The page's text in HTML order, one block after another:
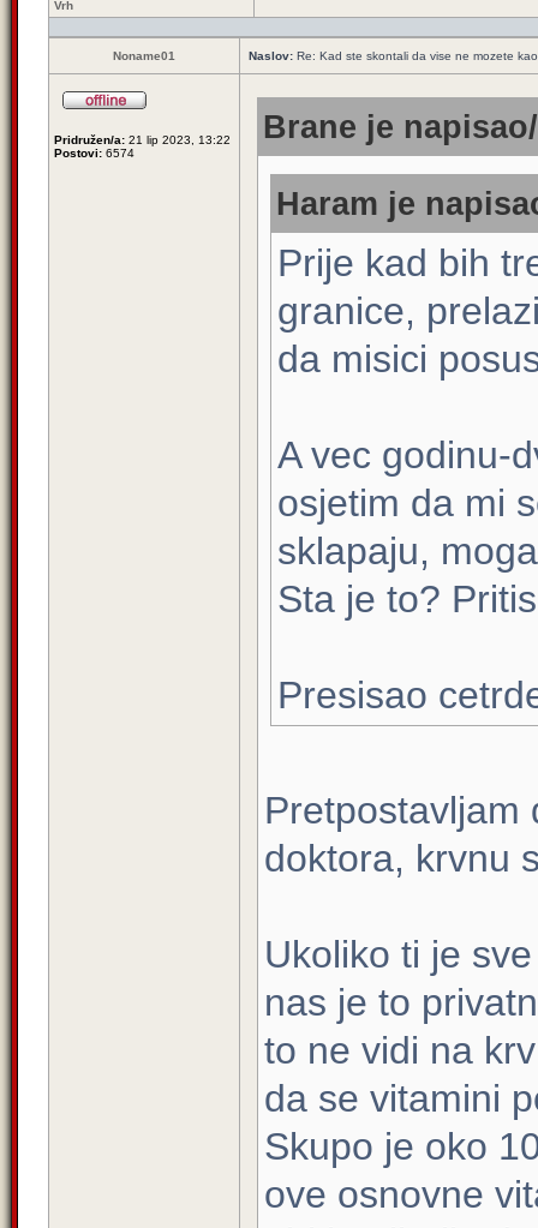
Vrh
Noname01 Naslov: Re: Kad ste skontali da vise ne mozete
Pridružen/a: 21 lip 2023, 13:22
Postovi: 6574
Brane je
Haram je
Prije kad bih
granice,
da misici
A vec godinu-
osjetim da mi
sklapaju,
Sta je to?
Presisao
Pretpostavljam
doktora, krvnu
Ukoliko ti je
nas je to
to ne vidi na
da se vitamini
Skupo je oko
ove osnovne